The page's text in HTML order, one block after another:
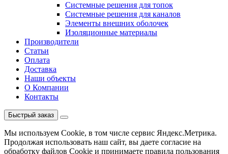
Системные решения для топок
Системные решения для каналов
Элементы внешних оболочек
Изоляционные материалы
Производители
Статьи
Оплата
Доставка
Наши объекты
О Компании
Контакты
Быстрый заказ
Мы используем Cookie, в том числе сервис Яндекс.Метрика.
Продолжая использовать наш сайт, вы даете согласие на
обработку файлов Cookie и принимаете правила пользования